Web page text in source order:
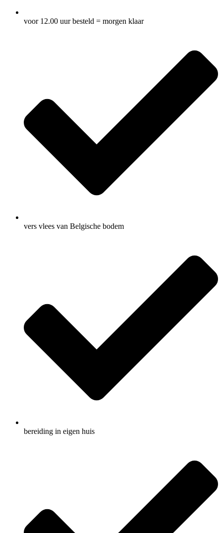
voor 12.00 uur besteld = morgen klaar
vers vlees van Belgische bodem
bereiding in eigen huis